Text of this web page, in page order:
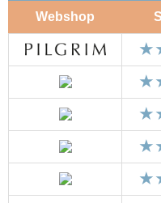
Webshop